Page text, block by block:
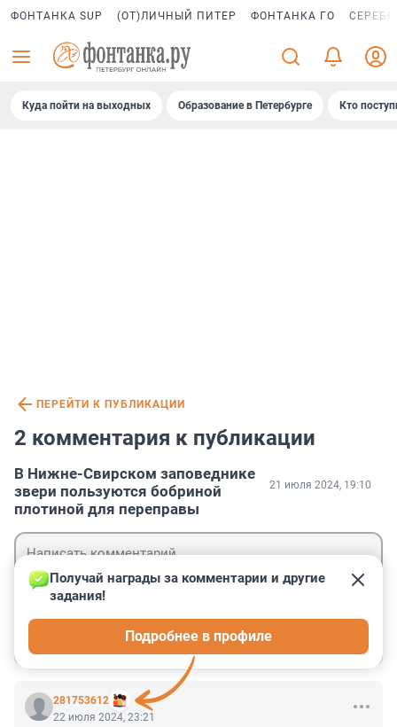
ФОНТАНКА SUP (ОТ)ЛИЧНЫЙ ПИТЕР ФОНТАНКА ГО
Куда пойти на выходных Образование в Петербурге Кто
ПЕРЕЙТИ К ПУБЛИКАЦИИ
2 комментария к публикации
В Нижне-Свирском заповеднике
звери пользуются бобриной
плотиной для переправы
21 июля 2024, 19:10
281753612
Получай награды за комментарии и другие
задания!
Подробнее в профиле
22 июля 2024, 23:21